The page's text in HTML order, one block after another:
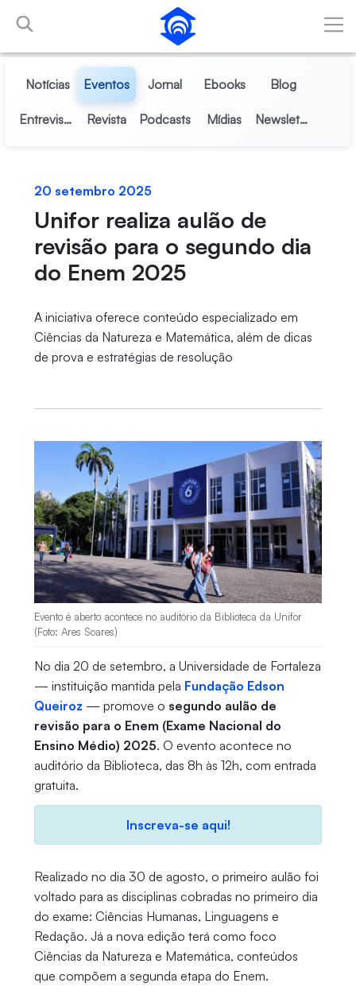
Pular para o Conteúdo principal
Notícias Eventos Jornal Ebooks Blog
Entrevistas Revista Podcasts Mídias Newsletter
20 setembro 2025
Unifor realiza aulão de
revisão para o segundo dia
do Enem 2025
A iniciativa oferece conteúdo especializado em
Ciências da Natureza e Matemática, além de dicas
de prova e estratégias de resolução
Evento é aberto acontece no auditório da Biblioteca da Unifor
(Foto: Ares Soares)
No dia 20 de setembro, a Universidade de Fortaleza
— instituição mantida pela Fundação Edson
Queiroz — promove o segundo aulão de
revisão para o Enem (Exame Nacional do
Ensino Médio) 2025. O evento acontece no
auditório da Biblioteca, das 8h às 12h, com entrada
gratuita.
Inscreva-se aqui!
Realizado no dia 30 de agosto, o primeiro aulão foi
voltado para as disciplinas cobradas no primeiro dia
do exame: Ciências Humanas, Linguagens e
Redação. Já a nova edição terá como foco
Ciências da Natureza e Matemática, conteúdos
que compõem a segunda etapa do Enem.